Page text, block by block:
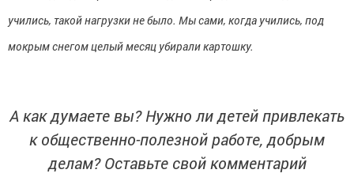
учились, такой нагрузки не было. Мы сами, когда учились, под
мокрым снегом целый месяц убирали картошку.
А как думаете вы? Нужно ли детей привлекать
к общественно-полезной работе, добрым
делам? Оставьте свой комментарий